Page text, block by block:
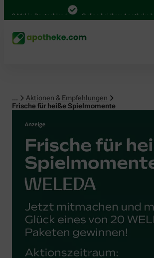
in Deutschland Online bei Ihrer Apotheke bestellen
...
Aktionen & Empfehlungen
Frische für heiße Spielmomente